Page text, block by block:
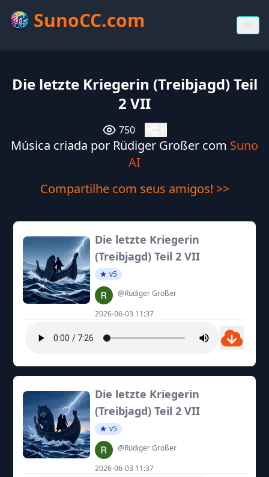
SunoCC.com
Die letzte Kriegerin (Treibjagd) Teil
2 VII
750
Música criada por Rüdiger Großer com Suno
AI
Compartilhe com seus amigos! >>
Die letzte Kriegerin
(Treibjagd) Teil 2 VII
v5
@Rüdiger Großer
2026-06-03 11:37
Die letzte Kriegerin
(Treibjagd) Teil 2 VII
v5
@Rüdiger Großer
2026-06-03 11:37